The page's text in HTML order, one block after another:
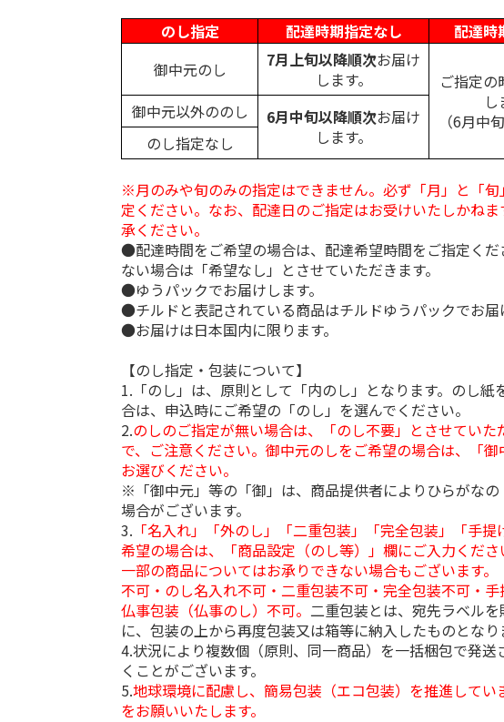
のし指定
配達時期指定なし
配達時
御中元のし
7月上旬以降順次お届け
します。
ご指定の
し
（6月中
御中元以外ののし 6月中旬以降順次お届け
します。
のし指定なし
※月のみや旬のみの指定はできません。必ず「月」と「
定ください。なお、配達日のご指定はお受けいたしかねま
承ください。
●配達時間をご希望の場合は、配達希望時間をご指定くだ
ない場合は「希望なし」とさせていただきます。
●ゆうパックでお届けします。
●チルドと表記されている商品はチルドゆうパックでお届
●お届けは日本国内に限ります。
【のし指定・包装について】
1.「のし」は、原則として「内のし」となります。のし紙
合は、申込時にご希望の「のし」を選んでください。
2.のしのご指定が無い場合は、「のし不要」とさせていた
で、ご注意ください。御中元のしをご希望の場合は、「御
お選びください。
※「御中元」等の「御」は、商品提供者によりひらがなの
場合がございます。
3. 「名入れ」「外のし」「二重包装」「完全包装」「手
希望の場合は、「商品設定（のし等）」欄にご入力くださ
一部の商品についてはお承りできない場合もございます。
不可・のし名入れ不可・二重包装不可・完全包装不可・手
仏事包装（仏事のし）不可。 二重包装とは、宛先ラベル
に、包装の上から再度包装又は箱等に納入したものとなり
4.状況により複数個（原則、同一商品）を一括梱包で発送
くことがございます。
5.地球環境に配慮し、簡易包装（エコ包装）を推進してい
をお願いいたします。